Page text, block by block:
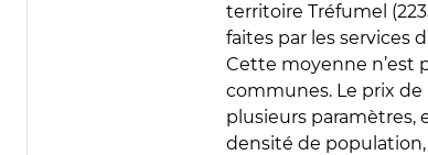
territoire Tréfumel
faites par les services
Cette moyenne n’est
communes. Le prix de
plusieurs paramètres,
densité de